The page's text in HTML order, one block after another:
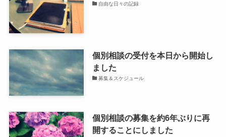
自由な日々の記録
個別相談の受付を本日から開始し
ました
募集＆スケジュール
個別相談の募集を約6年ぶりに再
開することにしました